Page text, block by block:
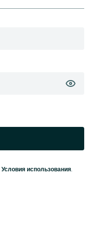
Условия использования.